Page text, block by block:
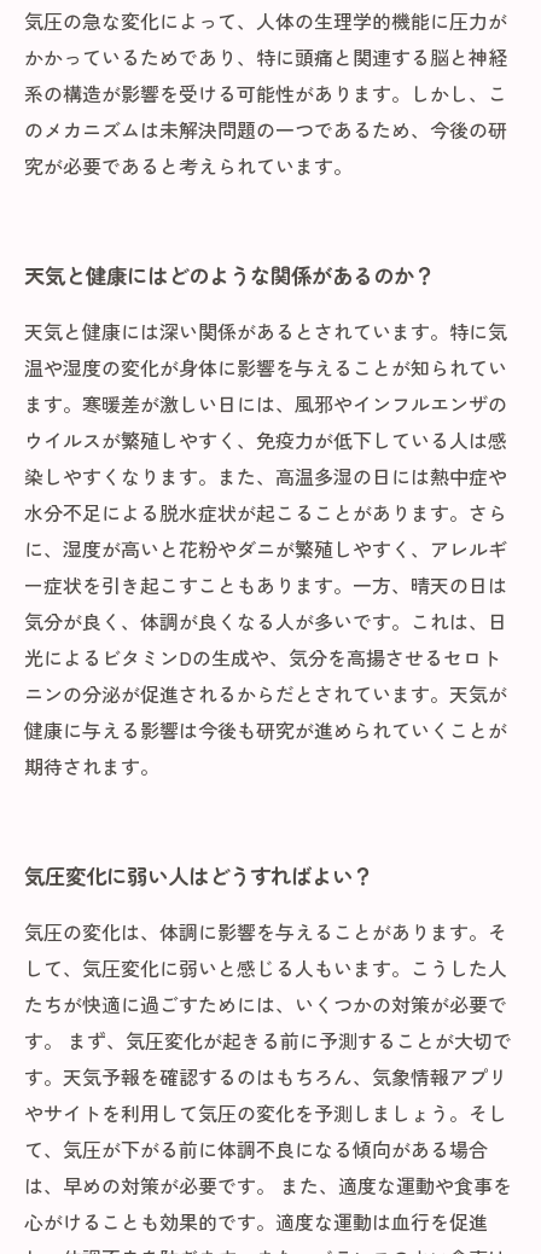
気圧の急な変化によって、人体の生理学的機能に圧力が
かかっているためであり、特に頭痛と関連する脳と神経
系の構造が影響を受ける可能性があります。しかし、こ
のメカニズムは未解決問題の一つであるため、今後の研
究が必要であると考えられています。
天気と健康にはどのような関係があるのか？
天気と健康には深い関係があるとされています。特に気
温や湿度の変化が身体に影響を与えることが知られてい
ます。寒暖差が激しい日には、風邪やインフルエンザの
ウイルスが繁殖しやすく、免疫力が低下している人は感
染しやすくなります。また、高温多湿の日には熱中症や
水分不足による脱水症状が起こることがあります。さら
に、湿度が高いと花粉やダニが繁殖しやすく、アレルギ
ー症状を引き起こすこともあります。一方、晴天の日は
気分が良く、体調が良くなる人が多いです。これは、日
光によるビタミンDの生成や、気分を高揚させるセロト
ニンの分泌が促進されるからだとされています。天気が
健康に与える影響は今後も研究が進められていくことが
期待されます。
気圧変化に弱い人はどうすればよい？
気圧の変化は、体調に影響を与えることがあります。そ
して、気圧変化に弱いと感じる人もいます。こうした人
たちが快適に過ごすためには、いくつかの対策が必要で
す。 まず、気圧変化が起きる前に予測することが大切で
す。天気予報を確認するのはもちろん、気象情報アプリ
やサイトを利用して気圧の変化を予測しましょう。そし
て、気圧が下がる前に体調不良になる傾向がある場合
は、早めの対策が必要です。 また、適度な運動や食事を
心がけることも効果的です。適度な運動は血行を促進